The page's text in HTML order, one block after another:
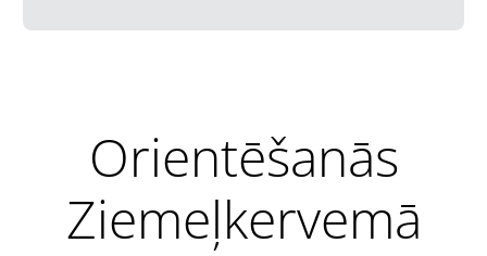
Orientēšanās
Ziemeļkervemā